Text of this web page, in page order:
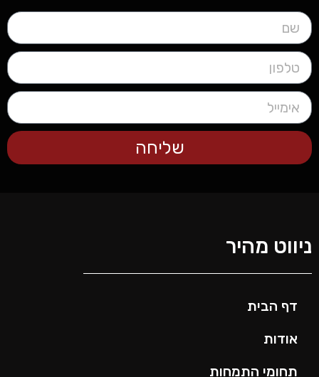
שליחה
ניווט מהיר
דף הבית
אודות
תחומי התמחות